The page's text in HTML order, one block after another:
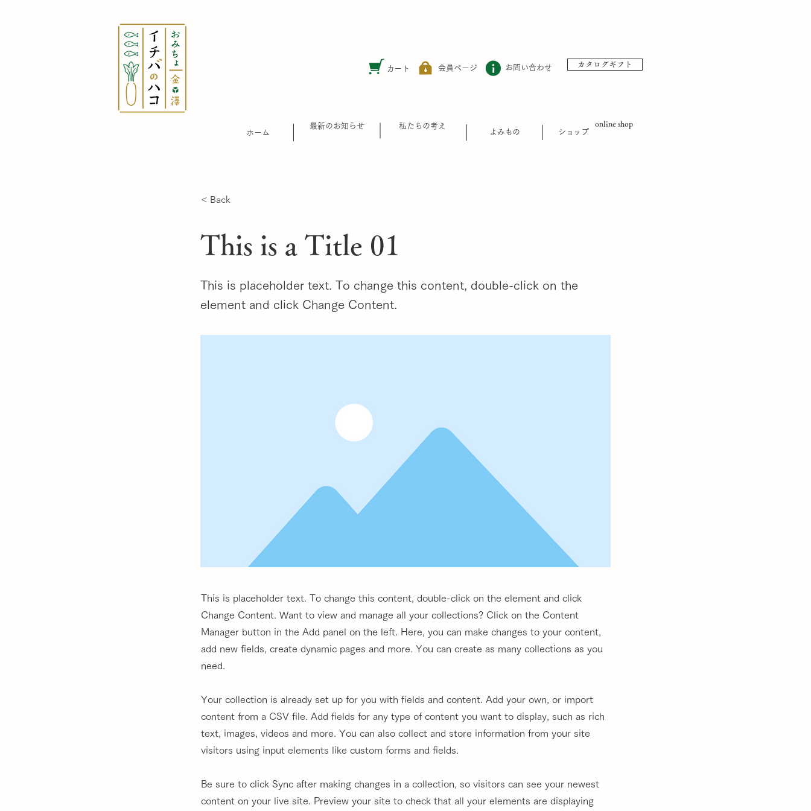
カート ​会員ページ お問い合わせ カタログギフト
​ホーム
最新のお知らせ 私たちの考え
online shop
​ショップ
​よみもの
< Back
This is a Title 01
This is placeholder text. To change this content, double-click on the
element and click Change Content.
This is placeholder text. To change this content, double-click on the element and click
Change Content. Want to view and manage all your collections? Click on the Content
Manager button in the Add panel on the left. Here, you can make changes to your content,
add new fields, create dynamic pages and more. You can create as many collections as you
need.
Your collection is already set up for you with fields and content. Add your own, or import
content from a CSV file. Add fields for any type of content you want to display, such as rich
text, images, videos and more. You can also collect and store information from your site
visitors using input elements like custom forms and fields.
Be sure to click Sync after making changes in a collection, so visitors can see your newest
content on your live site. Preview your site to check that all your elements are displaying